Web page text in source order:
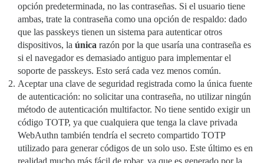
opción predeterminada, no las contraseñas. Si el usuario tiene
ambas, trate la contraseña como una opción de respaldo: dado
que las passkeys tienen un sistema para autenticar otros
dispositivos, la única razón por la que usaría una contraseña es
si el navegador es demasiado antiguo para implementar el
soporte de passkeys. Esto será cada vez menos común.
Aceptar una clave de seguridad registrada como la única fuente
de autenticación: no solicitar una contraseña, no utilizar ningún
método de autenticación multifactor. No tiene sentido exigir un
código TOTP, ya que cualquiera que tenga la clave privada
WebAuthn también tendría el secreto compartido TOTP
utilizado para generar códigos de un solo uso. Este último es en
realidad mucho más fácil de robar, ya que es generado por la